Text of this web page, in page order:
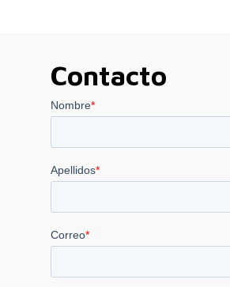
Contacto